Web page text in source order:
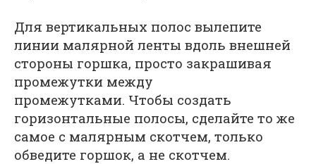
Для вертикальных полос вылепите
линии малярной ленты вдоль внешней
стороны горшка, просто закрашивая
промежутки между
промежутками. Чтобы создать
горизонтальные полосы, сделайте то же
самое с малярным скотчем, только
обведите горшок, а не скотчем.